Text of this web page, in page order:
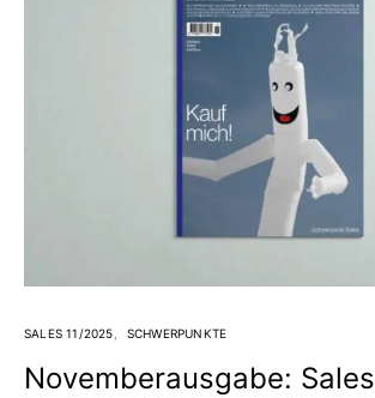
SALES 11/2025 SCHWERPUNKTE
Novemberausgabe: Sales